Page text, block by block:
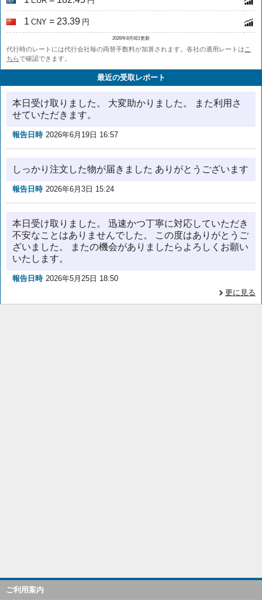
1 CNY = 23.39 円
2026年8月8日更新
代行時のレートには代行会社毎の両替手数料が加算されます。各社の適用レートは こ
ちらで確認できます。
最近の受取レポート
本日受け取りました。 大変助かりました。 また利用さ
せていただきます。
報告日時 2026年6月19日 16:57
しっかり注文した物が届きました ありがとうございます
報告日時 2026年6月3日 15:24
本日受け取りました。 迅速かつ丁寧に対応していただき
不安なことはありませんでした。 この度はありがとうご
ざいました。 またの機会がありましたらよろしくお願い
いたします。
報告日時 2026年5月25日 18:50
更に見る
ご利用案内